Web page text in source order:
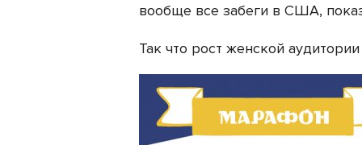
вообще все забеги в США,
Так что рост женской